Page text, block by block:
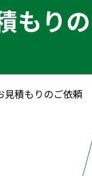
もり
見積もりのご依頼